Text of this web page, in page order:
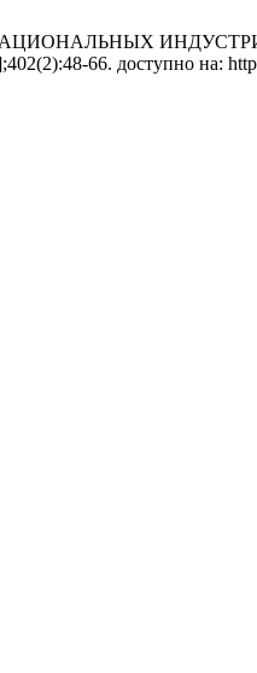
66. доступно на: